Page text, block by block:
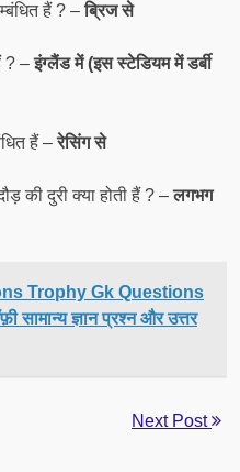
हैं ? –ब्रिज से
? –इंग्लैंड में (इस स्टेडियम में डर्बी
हैं –रेसिंग से
की दुरी क्या होती हैं ? –लगभग
Trophy Gk Questions
सामान्य ज्ञान प्रश्न और उत्तर
Next Post